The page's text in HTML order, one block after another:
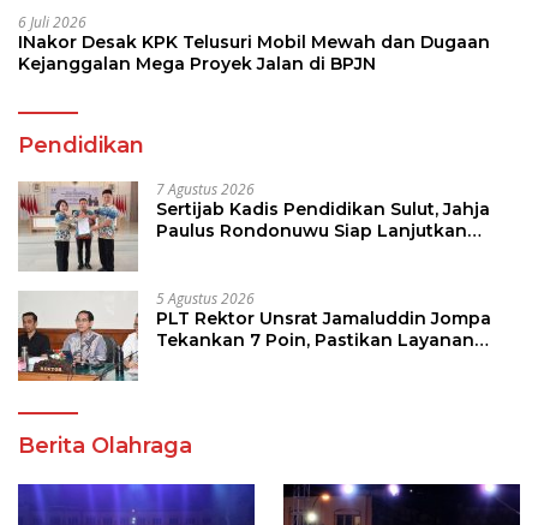
6 Juli 2026
INakor Desak KPK Telusuri Mobil Mewah dan Dugaan
Kejanggalan Mega Proyek Jalan di BPJN
Pendidikan
7 Agustus 2026
Sertijab Kadis Pendidikan Sulut, Jahja
Paulus Rondonuwu Siap Lanjutkan
5 Agustus 2026
PLT Rektor Unsrat Jamaluddin Jompa
Tekankan 7 Poin, Pastikan Layanan
Berita Olahraga